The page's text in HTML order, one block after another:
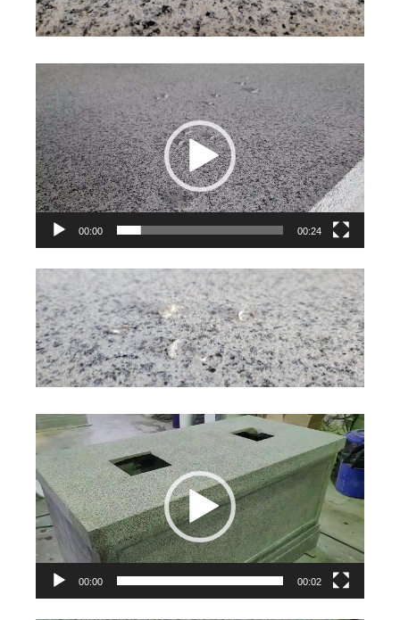
訊
播
放
器
00:00 00:24
視
訊
播
放
器
00:00 00:02